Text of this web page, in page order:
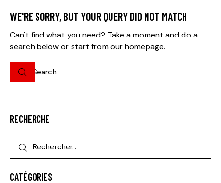
WE'RE SORRY, BUT YOUR QUERY DID NOT MATCH
Can't find what you need? Take a moment and do a
search below or start fromour homepage.
RECHERCHE
CATÉGORIES